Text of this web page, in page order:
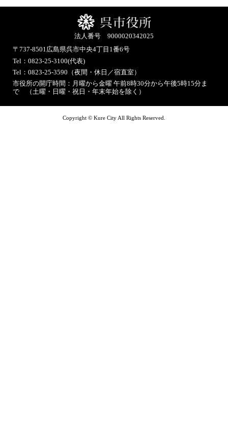
法人番号 9000020342025
〒737-8501広島県呉市中央4丁目1番6号
Tel：0823-25-3100(代表)
Tel：0823-25-3590（夜間・休日／宿直室）
市役所の開庁時間：月曜から金曜 午前8時30分から午後5時15分ま
で （土曜・日曜・祝日・年末年始を除く）
Copyright © Kure City All Rights Reserved.